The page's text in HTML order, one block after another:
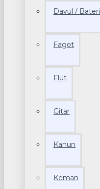
Davul / Bateri
Fagot
Flüt
Gitar
Kanun
Keman